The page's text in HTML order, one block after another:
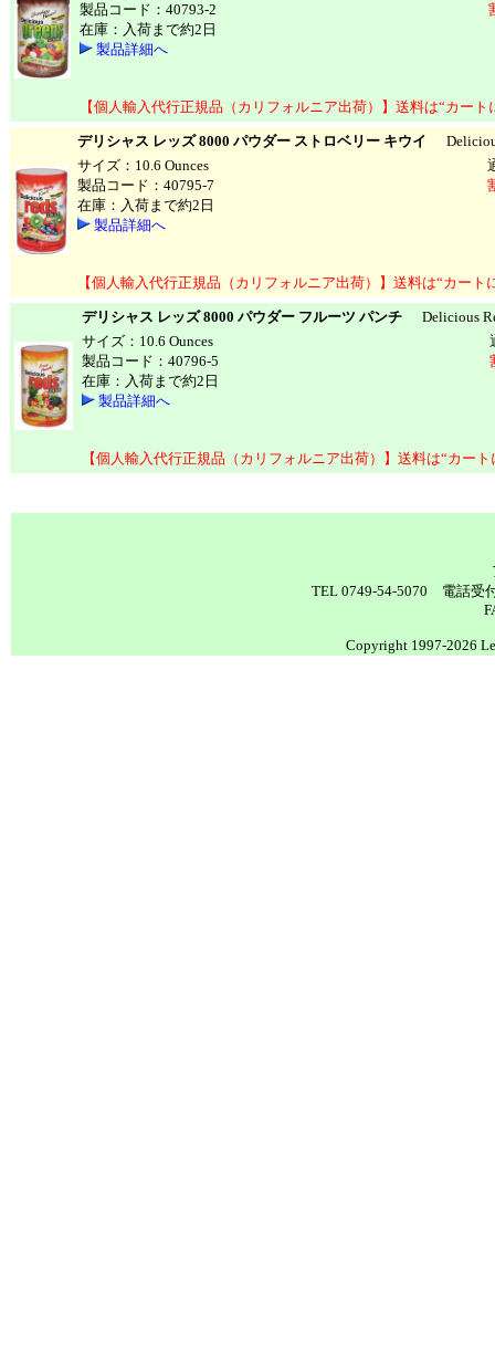
製品コード：40793-2
在庫：入荷まで約2日
製品詳細へ
【個人輸入代行正規品（カリフォルニア出荷）】送料は“カー
デリシャス レッズ 8000 パウダー ストロベリー キウイ
サイズ：10.6 Ounces
製品コード：40795-7
在庫：入荷まで約2日
製品詳細へ
【個人輸入代行正規品（カリフォルニア出荷）】送料は“カー
デリシャス レッズ 8000 パウダー フルーツ パンチ Delicious
サイズ：10.6 Ounces
製品コード：40796-5
在庫：入荷まで約2日
製品詳細へ
【個人輸入代行正規品（カリフォルニア出荷）】送料は“カー
TEL 0749-54-5070 電話受
Copyright 1997-2026